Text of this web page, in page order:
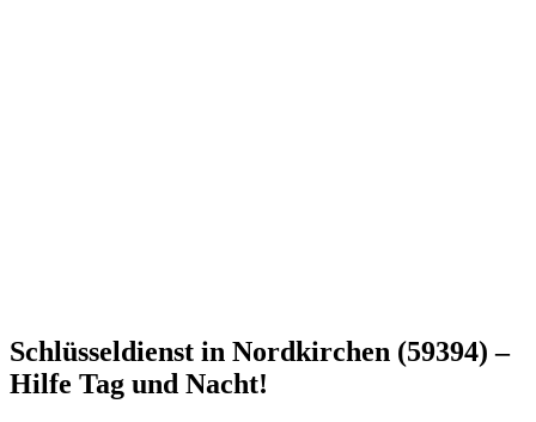
Schlüsseldienst in Nordkirchen (59394) –
Hilfe Tag und Nacht!